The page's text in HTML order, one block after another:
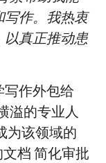
写作。我热衷
以真正推动患
写作外包给
溢的专业人
为该领域的
文档简化审批